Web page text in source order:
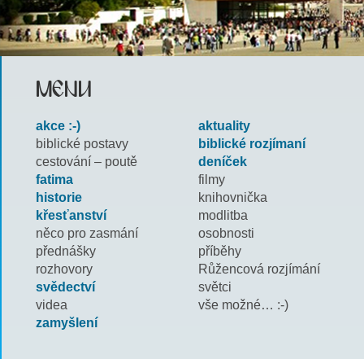
MENU
akce :-)
aktuality
biblické postavy
biblické rozjímaní
cestování – poutě
deníček
fatima
filmy
historie
knihovnička
křesťanství
modlitba
něco pro zasmání
osobnosti
přednášky
příběhy
rozhovory
Růžencová rozjímání
svědectví
světci
videa
vše možné… :-)
zamyšlení